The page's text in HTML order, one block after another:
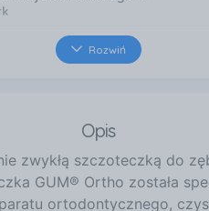
Krzywoustego 1
Rozwiń
Opis
zwykłą szczoteczką do
GUM® Ortho została
ortodontycznego,